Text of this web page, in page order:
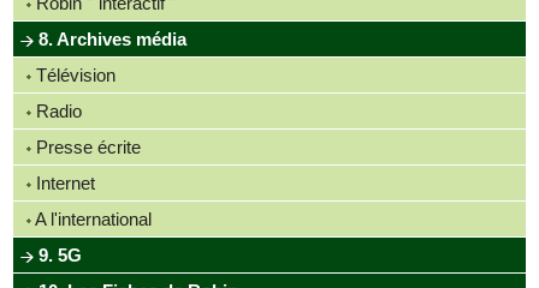
8. Archives média
Télévision
Radio
Presse écrite
Internet
A l'international
9. 5G